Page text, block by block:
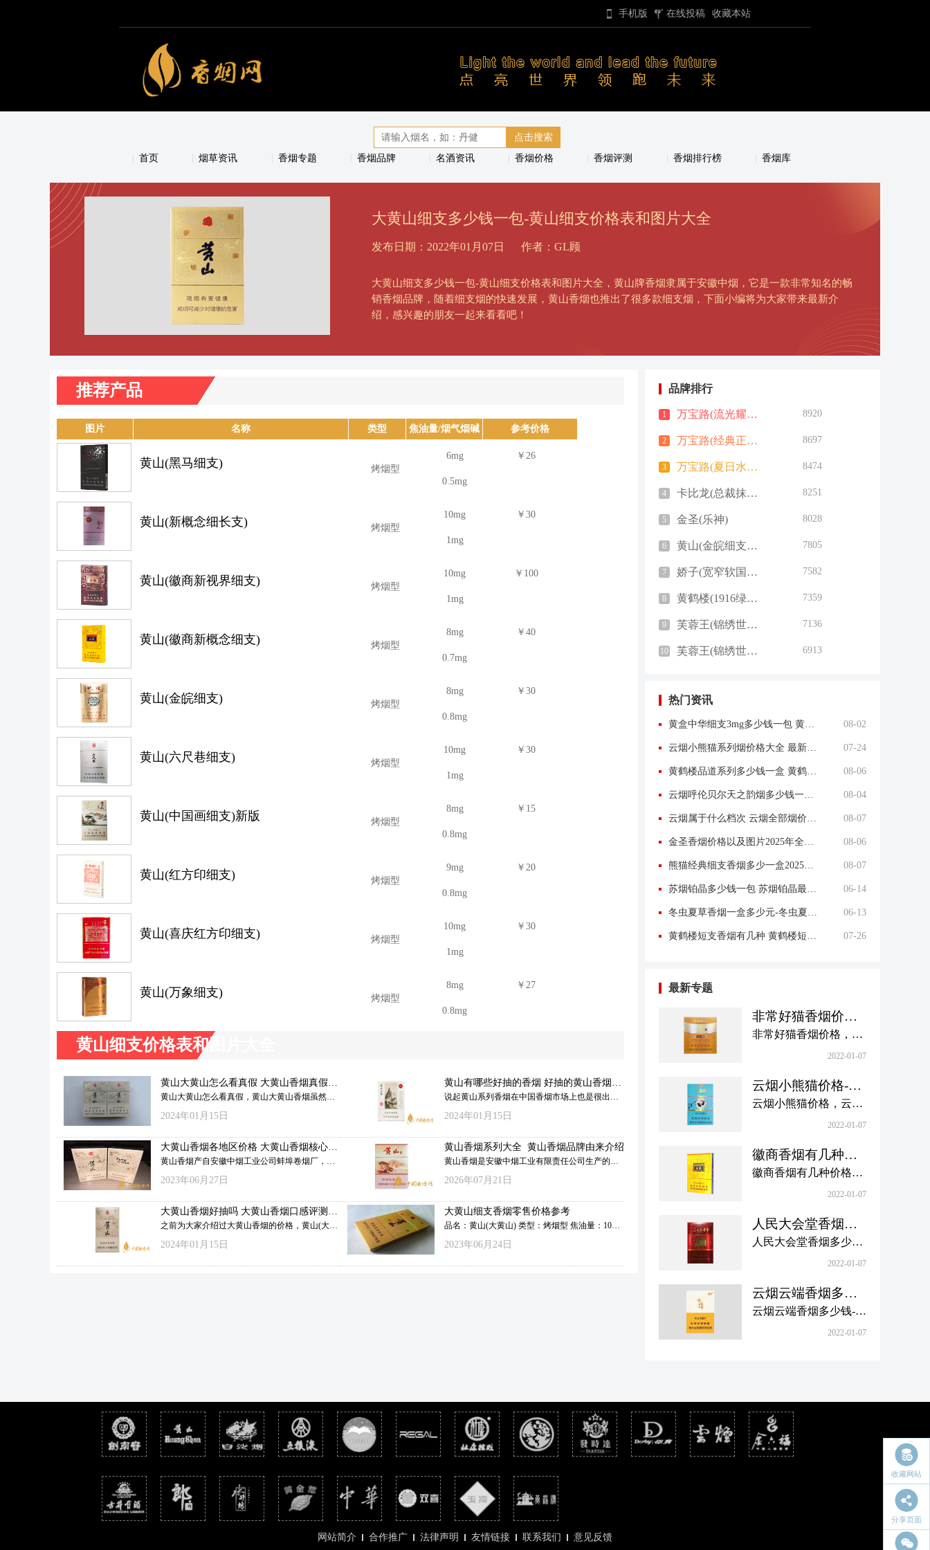
手机版 在线投稿 收藏本站
首页 烟草资讯 香烟专题 香烟品牌 名酒资讯 香烟价格 香烟评测 香烟排行榜 香烟库
大黄山细支多少钱一包-黄山细支价格表和图片大全
发布日期：2022年01月07日 作者：GL顾
大黄山细支多少钱一包-黄山细支价格表和图片大全，黄山牌香烟隶属于安徽中烟，它是一款非常知名的畅
销香烟品牌，随着细支烟的快速发展，黄山香烟也推出了很多款细支烟，下面小编将为大家带来最新介
绍，感兴趣的朋友一起来看看吧！
推荐产品
图片 名称 类型
焦油量/烟气烟碱
量
参考价格
黄山(黑马细支) 烤烟型
6mg
0.5mg
￥26
黄山(新概念细长支) 烤烟型
10mg
1mg
￥30
黄山(徽商新视界细支) 烤烟型
10mg
1mg
￥100
黄山(徽商新概念细支) 烤烟型
8mg
0.7mg
￥40
黄山(金皖细支) 烤烟型
8mg
0.8mg
￥30
黄山(六尺巷细支) 烤烟型
10mg
1mg
￥30
黄山(中国画细支)新版 烤烟型
8mg
0.8mg
￥15
黄山(红方印细支) 烤烟型
9mg
0.8mg
￥20
黄山(喜庆红方印细支) 烤烟型
10mg
1mg
￥30
黄山(万象细支) 烤烟型
8mg
0.8mg
￥27
黄山细支价格表和图片大全
黄山大黄山怎么看真假 大黄山香烟真假辨
别方法
黄山大黄山怎么看真假，黄山大黄山香烟虽然不
是什么特别高档的产品，却是黄山香烟的一款核
黄山香烟，也有不少人是因为大黄山而发现黄山
香烟的，下面香烟网小编为您整理了大黄山香烟
真假辨别方法的相关内容，希望对各位小伙伴有
所帮助。
2024年01月15日
黄山有哪些好抽的香烟 好抽的黄山香烟推
荐
说起黄山系列香烟在中国香烟市场上也是很出名
的，比如黄山天都香烟、黄山徽商香烟等。那么
下面香烟网小编给大家介绍好抽的黄山香烟推
荐，感兴趣的朋友和小编一起来看看吧。
2024年01月15日
大黄山香烟各地区价格 大黄山香烟核心参
数一览
黄山香烟产自安徽中烟工业公司蚌埠卷烟厂，从
1958年生产至今已有60年的历史，相信不少人对
忆犹新。今天小编就来给介绍的是黄山旗下的大
黄山香烟。
2023年06月27日
黄山香烟系列大全 黄山香烟品牌由来介绍
黄山香烟是安徽中烟工业有限责任公司生产的香
烟，这一系列香烟现在隶属中国烟草总公司旗
全以及黄山香烟品牌由来，有兴趣的朋友和小编
一起来看看吧。
2026年07月21日
大黄山香烟好抽吗 大黄山香烟口感评测分
析
之前为大家介绍过大黄山香烟的价格，黄山(大黄
山)烟是黄山香烟品牌推出的一款焦油含量10mg烤
大黄山香烟好抽吗?下面小编为大家介绍一下大黄
2024年01月15日
大黄山细支香烟零售价格参考
品名：黄山(大黄山) 类型：烤烟型 焦油量：10mg
烟碱量：1.0mg 一氧化碳：11mg 包装：条装硬盒
码:6901028129817 条包条码
2023年06月24日
品牌排行
1 万宝路(流光耀金钛金版) 8920
2 万宝路(经典正红钛金版) 8697
3 万宝路(夏日水蜜桃双爆日税版) 8474
4 卡比龙(总裁抹茶绿日版) 8251
5 金圣(乐神) 8028
6 黄山(金皖细支玫瑰爆珠) 7805
7 娇子(宽窄软国宝) 7582
8 黄鹤楼(1916绿1mg) 7359
9 芙蓉王(锦绣世纪黑3mg) 7136
10 芙蓉王(锦绣世纪红5mg) 6913
热门资讯
黄盒中华细支3mg多少钱一包 黄盒中华细支3mg香烟价格查询 08-02
云烟小熊猫系列烟价格大全 最新云烟小熊猫图片报价 07-24
黄鹤楼品道系列多少钱一盒 黄鹤楼品道系列香烟价格表图片 08-06
云烟呼伦贝尔天之韵烟多少钱一盒中支价格 08-04
云烟属于什么档次 云烟全部烟价格表大全 08-07
金圣香烟价格以及图片2025年全部价格 08-06
熊猫经典细支香烟多少一盒2025新款 08-07
苏烟铂晶多少钱一包 苏烟铂晶最新价格 06-14
冬虫夏草香烟一盒多少元-冬虫夏草香烟一盒多少元2025最新价格 06-13
黄鹤楼短支香烟有几种 黄鹤楼短支香烟价格一览表 07-26
最新专题
非常好猫香烟价格-
非常好猫香烟价格
非常好猫香烟价格，好
猫卷烟成立于1993年，
表品牌，定位高档卷
烟。现在有很多品种，
价格也各不相同，其中
喜爱，下面小编带来了
非常好猫香烟价格一览
表大全，一起来了解下
2022-01-07
云烟小熊猫价格-云
烟小熊猫价格表图
云烟小熊猫价格，云烟
小熊猫烟是云烟品牌的
优雅、美观、清晰、醒
目，给人清新典雅的视
觉冲击，那么，云烟小
小编整理了云烟小熊猫
价格表图合集，欢迎大
2022-01-07
徽商香烟有几种价
格多少-徽商香烟价
格以及图片汇总
徽商香烟有几种价格多
少，黄山卷烟是安徽中
品牌，始建于1958年。
目前有黄山新概念、黄
山硬、黄山皖烟系列等
多少钱？下面小编为大
家带来徽商香烟价格以
及图片汇总，欢迎查
2022-01-07
人民大会堂香烟多
少钱一包-人民大会
堂香烟图片价格大
人民大会堂香烟多少钱
一包，“人民大会堂”是
年注册成功。1980年，
它为人民大会堂的纪念
品专门制作。人民大会
香烟图片价格如何？下
面小编整理了相关信
息，一起看看。
2022-01-07
云烟云端香烟多少
钱-云烟云端香烟价
云烟云端香烟多少钱-云
烟云端香烟价格表图合
南中烟和浙江中烟共同
定制的一款香烟款式，
下面小编将为大家带来
最新介绍，感兴趣的朋
2022-01-07
收藏网站
分享页面
网站简介 合作推广 法律声明 友情链接 联系我们 意见反馈